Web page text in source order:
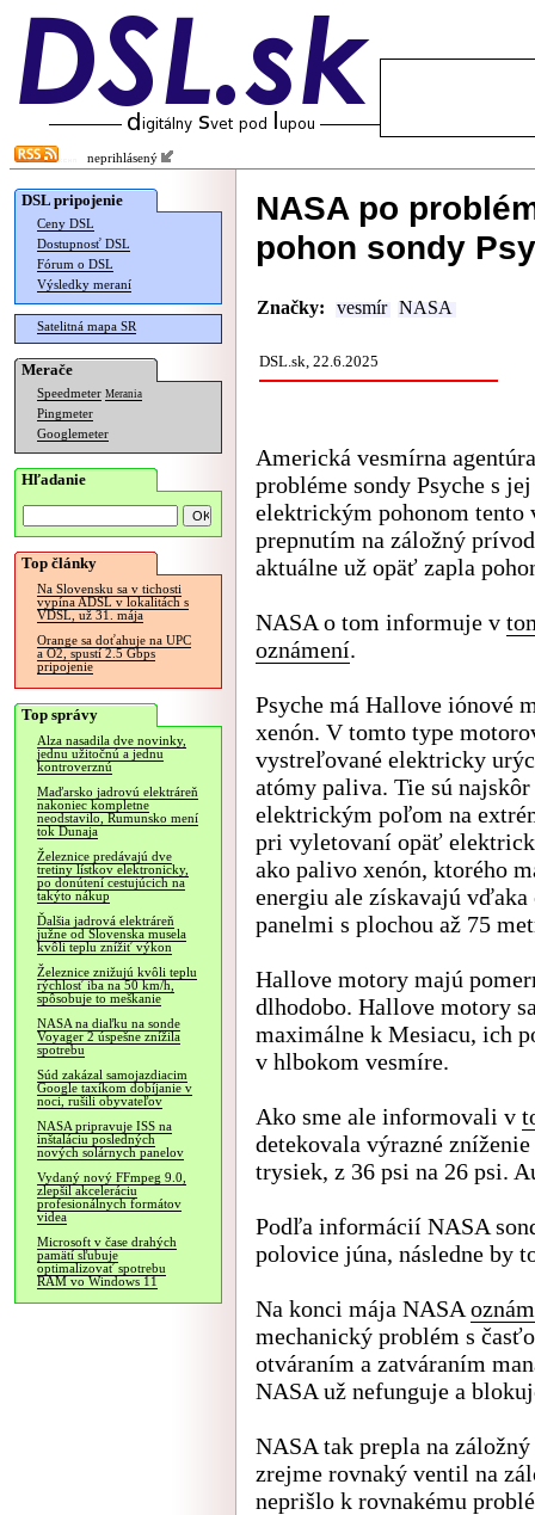
neprihlásený
DSL pripojenie
Ceny DSL
Dostupnosť DSL
Fórum o DSL
Výsledky meraní
Satelitná mapa SR
Merače
Speedmeter Merania
Pingmeter
Googlemeter
Hľadanie
Top články
Na Slovensku sa v tichosti
vypína ADSL v lokalitách s
VDSL, už 31. mája
Orange sa doťahuje na UPC
a O2, spustí 2.5 Gbps
pripojenie
Top správy
Alza nasadila dve novinky,
jednu užitočnú a jednu
kontroverznú
Maďarsko jadrovú elektráreň
nakoniec kompletne
neodstavilo, Rumunsko mení
tok Dunaja
Železnice predávajú dve
tretiny lístkov elektronicky,
po donútení cestujúcich na
takýto nákup
Ďalšia jadrová elektráreň
južne od Slovenska musela
kvôli teplu znížiť výkon
Železnice znižujú kvôli teplu
rýchlosť iba na 50 km/h,
spôsobuje to meškanie
NASA na diaľku na sonde
Voyager 2 úspešne znížila
spotrebu
Súd zakázal samojazdiacim
Google taxíkom dobíjanie v
noci, rušili obyvateľov
NASA pripravuje ISS na
inštaláciu posledných
nových solárnych panelov
Vydaný nový FFmpeg 9.0,
zlepšil akceleráciu
profesionálnych formátov
videa
Microsoft v čase drahých
pamätí sľubuje
optimalizovať spotrebu
RAM vo Windows 11
NASA po
pohon sondy
Značky: vesmír NASA
DSL.sk, 22.6.2025
Americká vesmírna
probléme sondy Psyche s jej
elektrickým pohonom tento
prepnutím na záložný
aktuálne už opäť zapla
NASA o tom informuje v
oznámení.
Psyche má Hallove iónové
xenón. V tomto type
vystreľované elektricky
atómy paliva. Tie sú
elektrickým poľom na
pri vyletovaní opäť
ako palivo xenón, ktorého
energiu ale získavajú
panelmi s plochou až 75
Hallove motory majú
dlhodobo. Hallove motory
maximálne k Mesiacu, ich
v hlbokom vesmíre.
Ako sme ale informovali v
detekovala výrazné
trysiek, z 36 psi na 26 psi.
Podľa informácií NASA
polovice júna, následne by
Na konci mája NASA
mechanický problém s
otváraním a zatváraním
NASA už nefunguje a
NASA tak prepla na
zrejme rovnaký ventil na
neprišlo k rovnakému